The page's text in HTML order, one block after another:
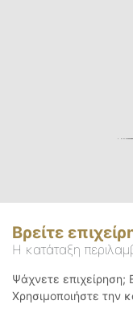
Βρείτε
Η κατάταξη
Ψάχνετε επιχείρηση;
Χρησιμοποιήστε την